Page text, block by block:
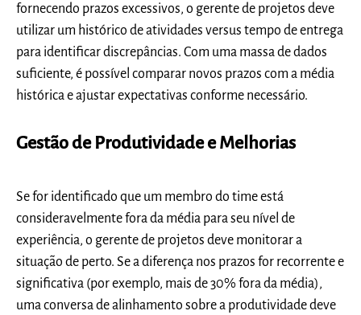
fornecendo prazos excessivos, o gerente de projetos deve
utilizar um histórico de atividades versus tempo de entrega
para identificar discrepâncias. Com uma massa de dados
suficiente, é possível comparar novos prazos com a média
histórica e ajustar expectativas conforme necessário.
Gestão de Produtividade e Melhorias
Se for identificado que um membro do time está
consideravelmente fora da média para seu nível de
experiência, o gerente de projetos deve monitorar a
situação de perto. Se a diferença nos prazos for recorrente e
significativa (por exemplo, mais de 30% fora da média),
uma conversa de alinhamento sobre a produtividade deve